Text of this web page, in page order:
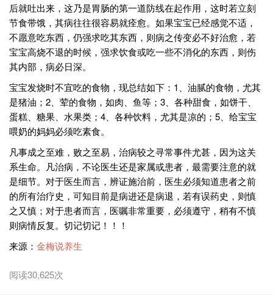
后就吐出来，这乃是胃肠的第一道防线在起作用，这时若立刻
节食带饿，其病往往很容易就痊愈。如果宝宝已经感觉不适，
不愿意吃东西，仍强求吃其东西，则病之传变必不好治愈，若
宝宝高烧不退的时候，强求饮食或吃一些不消化的东西，则伤
其内部，病必日深。
宝宝发烧时不宜吃的食物，现总结如下：1、油腻的食物，尤其
是猪油；2、荤的食物，如肉、鱼等；3、各种甜食，如饼干、
蛋糕、糖果、水果类；4、各种饮料，尤其是凉的；5、给宝宝
喂奶的妈妈必须吃素食。
凡事成之至难，败之至易，治病较之寻常事件尤甚，因为这关
系生命。凡治病，不论医生还是家属或患者，最需要注意的就
是细节。对于医生而言，辨证施治前，医生必须知道患者之前
的所有治疗史，可知目前是病进还是病退，若有误药史，则慎
之又慎；对于患者而言，医嘱非常重要，必须遵守，稍有不慎
则病情反复。切记切记！！！
来源： 金梅说养生
阅读30,625次